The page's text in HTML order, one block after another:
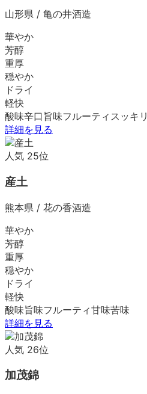
山形県 / 亀の井酒造
華やか
芳醇
重厚
穏やか
ドライ
軽快
酸味辛口 旨味フルーティ スッキリ
詳細を見る
人気 25位
産土
熊本県 / 花の香酒造
華やか
芳醇
重厚
穏やか
ドライ
軽快
酸味旨味フルーティ甘味苦味
詳細を見る
人気 26位
加茂錦